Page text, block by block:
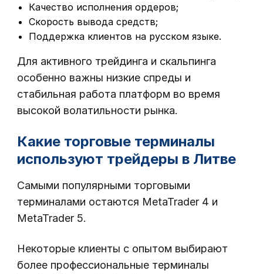
Качество исполнения ордеров;
Скорость вывода средств;
Поддержка клиентов на русском языке.
Для активного трейдинга и скальпинга
особенно важны низкие спреды и
стабильная работа платформ во время
высокой волатильности рынка.
Какие торговые терминалы
используют трейдеры в Литве
Самыми популярными торговыми
терминалами остаются MetaTrader 4 и
MetaTrader 5.
Некоторые клиенты с опытом выбирают
более профессиональные терминалы